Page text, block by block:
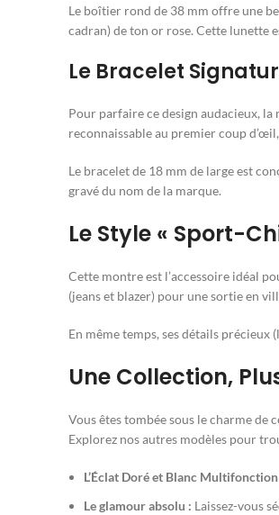
Le boîtier rond de 38 mm offre une
cadran) de ton or rose. Cette lunette
Le Bracelet
Pour parfaire ce design audacieux,
reconnaissable au premier coup
Le bracelet de 18 mm de large est
gravé du nom de la marque.
Le Style « Sport-
Cette montre est l’accessoire idéal
(jeans et blazer) pour une sortie en
En même temps, ses détails
Une Collection,
Vous êtes tombée sous le charme de
Explorez nos autres modèles pour
L’Éclat Doré et Blanc Multifonction
Le glamour absolu : Laissez-vous